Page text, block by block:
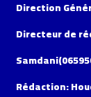
Direction
Directeur de
Rédaction: